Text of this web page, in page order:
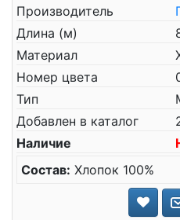
Производитель
Длина (м)
Материал
Номер цвета
Тип
Добавлен в каталог
Наличие
Состав: Хлопок 100%